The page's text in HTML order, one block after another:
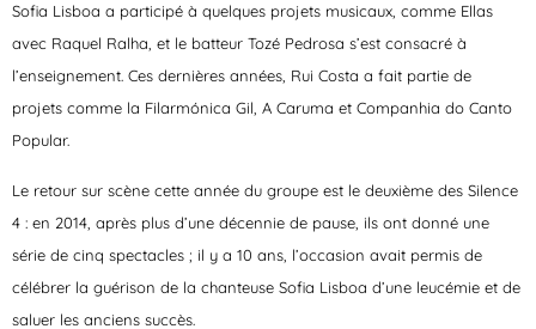
Sofia Lisboa a participé à quelques projets musicaux, comme Ellas
avec Raquel Ralha, et le batteur Tozé Pedrosa s’est consacré à
l’enseignement. Ces dernières années, Rui Costa a fait partie de
projets comme la Filarmónica Gil, A Caruma et Companhia do Canto
Popular.
Le retour sur scène cette année du groupe est le deuxième des Silence
4 : en 2014, après plus d’une décennie de pause, ils ont donné une
série de cinq spectacles ; il y a 10 ans, l’occasion avait permis de
célébrer la guérison de la chanteuse Sofia Lisboa d’une leucémie et de
saluer les anciens succès.